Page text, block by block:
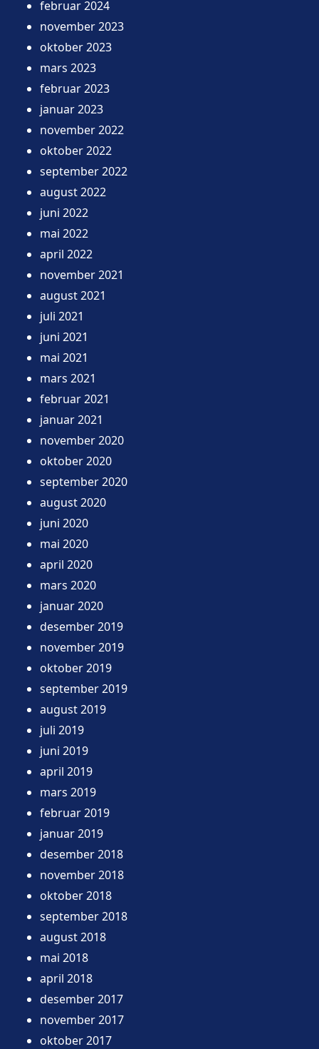
februar 2024
november 2023
oktober 2023
mars 2023
februar 2023
januar 2023
november 2022
oktober 2022
september 2022
august 2022
juni 2022
mai 2022
april 2022
november 2021
august 2021
juli 2021
juni 2021
mai 2021
mars 2021
februar 2021
januar 2021
november 2020
oktober 2020
september 2020
august 2020
juni 2020
mai 2020
april 2020
mars 2020
januar 2020
desember 2019
november 2019
oktober 2019
september 2019
august 2019
juli 2019
juni 2019
april 2019
mars 2019
februar 2019
januar 2019
desember 2018
november 2018
oktober 2018
september 2018
august 2018
mai 2018
april 2018
desember 2017
november 2017
oktober 2017